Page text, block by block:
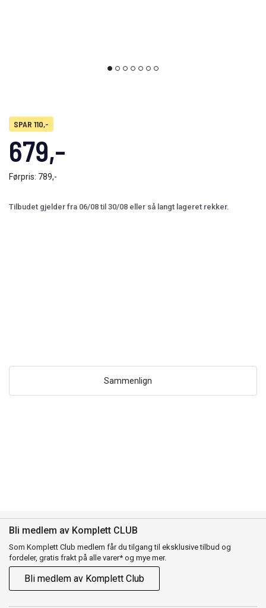
SPAR 110,-
679,-
Førpris: 789,-
Tilbudet gjelder fra 06/08 til 30/08 eller så langt lageret rekker.
Sammenlign
Bli medlem av Komplett CLUB
Som Komplett Club medlem får du tilgang til eksklusive tilbud og
fordeler, gratis frakt på alle varer* og mye mer.
Bli medlem av Komplett Club